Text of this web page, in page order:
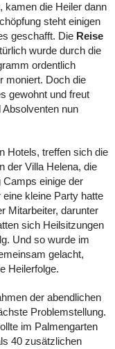
kamen die Heiler dann
steht einigen
geschafft. Die Reise
wurde durch die
ordentlich
moniert. Doch die
gewohnt und freut
nun
Hotels, treffen sich die
der Villa Helena, die
Camps einige der
kleine Party hatte
Mitarbeiter, darunter
sich Heilsitzungen
Und so wurde im
gelacht,
Heilerfolge.
der abendlichen
Problemstellung.
im Palmengarten
40 zusätzlichen